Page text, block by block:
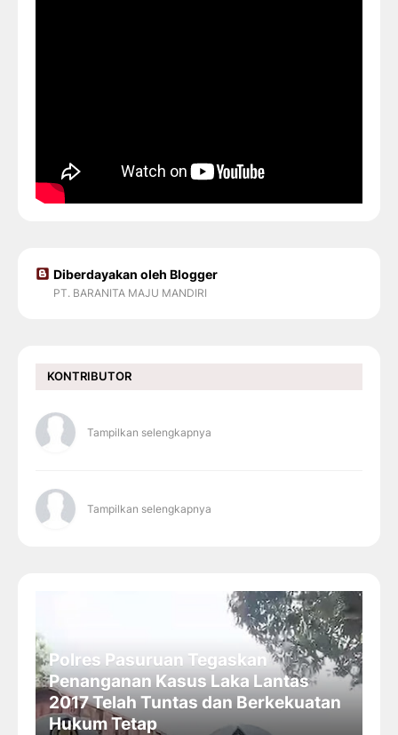
Diberdayakan oleh Blogger
PT. BARANITA MAJU MANDIRI
KONTRIBUTOR
Tampilkan selengkapnya
Tampilkan selengkapnya
Polres Pasuruan Tegaskan
Penanganan Kasus Laka Lantas
2017 Telah Tuntas dan Berkekuatan
Hukum Tetap